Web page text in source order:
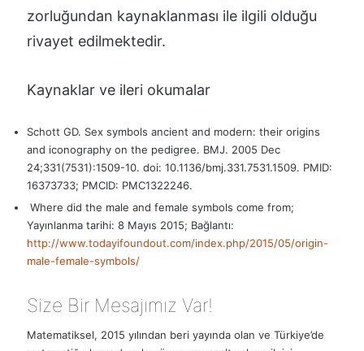
zorluğundan kaynaklanması ile ilgili olduğu
rivayet edilmektedir.
Kaynaklar ve ileri okumalar
Schott GD. Sex symbols ancient and modern: their origins
and iconography on the pedigree. BMJ. 2005 Dec
24;331(7531):1509-10. doi: 10.1136/bmj.331.7531.1509. PMID:
16373733; PMCID: PMC1322246.
Where did the male and female symbols come from;
Yayınlanma tarihi: 8 Mayıs 2015; Bağlantı:
http://www.todayifoundout.com/index.php/2015/05/origin-
male-female-symbols/
Size Bir Mesajımız Var!
Matematiksel, 2015 yılından beri yayında olan ve Türkiye’de